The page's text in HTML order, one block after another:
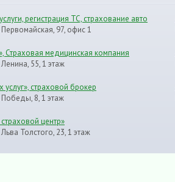
регистрация ТС, страхование авто
97, офис 1
медицинская компания
55, 1 этаж
страховой брокер
Победы, 8, 1 этаж
центр»
Толстого, 23, 1 этаж